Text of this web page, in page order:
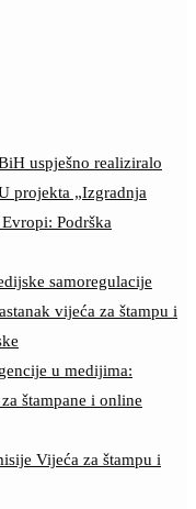
uspješno realiziralo
projekta „Izgradnja
Podrška
samoregulacije
vijeća za štampu i
u medijima:
štampane i online
Vijeća za štampu i